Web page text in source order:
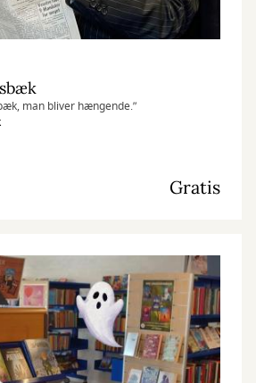
man bliver hængende.”
Gratis